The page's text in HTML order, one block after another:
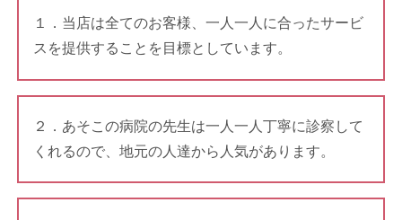
１．当店は全てのお客様、一人一人に合ったサービ
スを提供することを目標としています。
２．あそこの病院の先生は一人一人丁寧に診察して
くれるので、地元の人達から人気があります。